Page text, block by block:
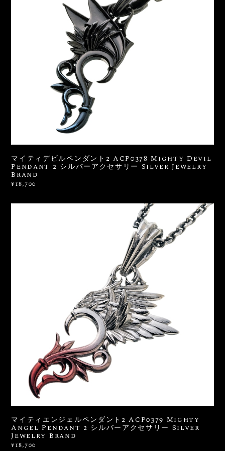
マイティデビルペンダント2 ACP0378 Mighty Devil
Pendant 2 シルバーアクセサリー Silver Jewelry
Brand
¥18,700
マイティエンジェルペンダント2 ACP0379 Mighty
Angel Pendant 2 シルバーアクセサリー Silver
Jewelry Brand
¥18,700